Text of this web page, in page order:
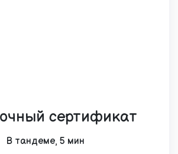
сертификат
В тандеме, 5 мин